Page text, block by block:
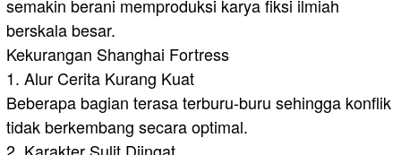
semakin berani memproduksi karya fiksi ilmiah
berskala besar.
Kekurangan Shanghai Fortress
1. Alur Cerita Kurang Kuat
Beberapa bagian terasa terburu-buru sehingga konflik
tidak berkembang secara optimal.